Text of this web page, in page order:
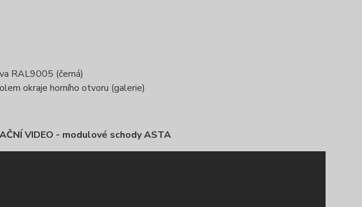
RAL9005 (černá)
okraje horního otvoru (galerie)
VIDEO - modulové schody ASTA